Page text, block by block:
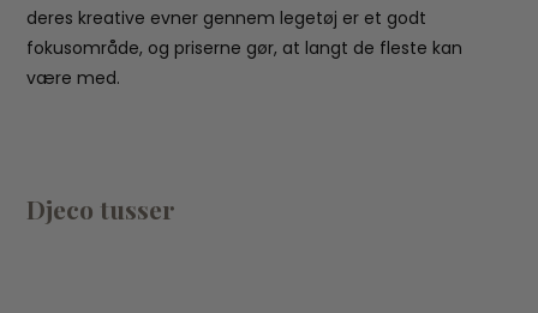
deres kreative evner gennem legetøj er et godt
fokusområde, og priserne gør, at langt de fleste kan
være med.
Djeco tusser